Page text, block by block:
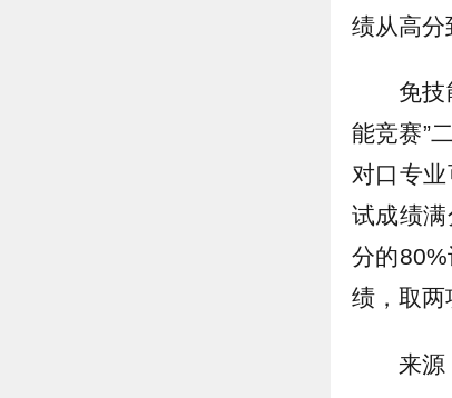
绩从高分
免技
能竞赛”
对口专
试成绩
分的
绩，取两
来源